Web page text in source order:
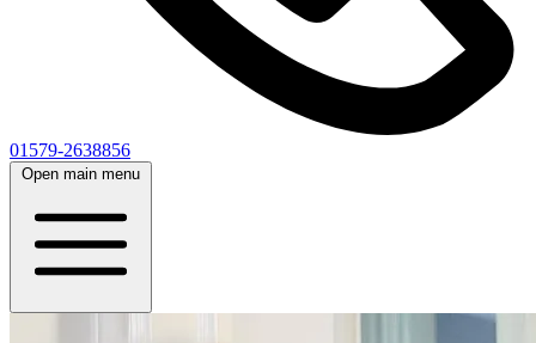
01579-2638856
Open main menu